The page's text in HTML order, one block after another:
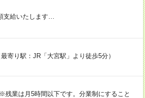
支給いたします…
寄り駅：JR「大宮駅」より徒歩5分）
業は月5時間以下です。分業制にすること